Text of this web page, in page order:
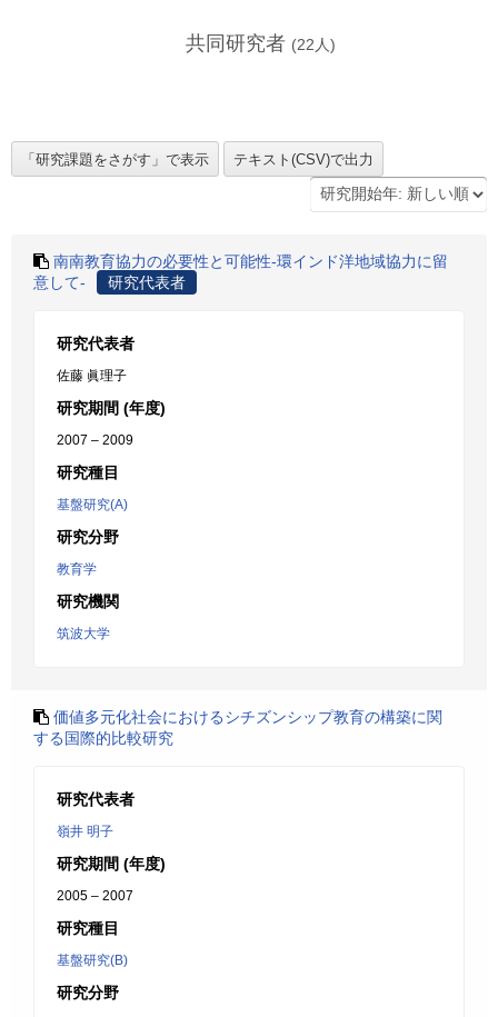
共同研究者 (22 人)
南南教育協力の必要性と可能性-環インド洋地域協力に留
意して-
研究代表者
研究代表者
佐藤 眞理子
研究期間 (年度)
2007 – 2009
研究種目
基盤研究(A)
研究分野
教育学
研究機関
筑波大学
価値多元化社会におけるシチズンシップ教育の構築に関
する国際的比較研究
研究代表者
嶺井 明子
研究期間 (年度)
2005 – 2007
研究種目
基盤研究(B)
研究分野